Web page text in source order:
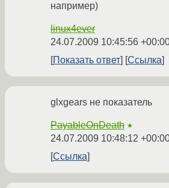
например)
linux4ever
24.07.2009 10:45:56
Показать ответ
Ссылка
glxgears не показатель
PayableOnDeath ★
24.07.2009 10:48:12
Ссылка